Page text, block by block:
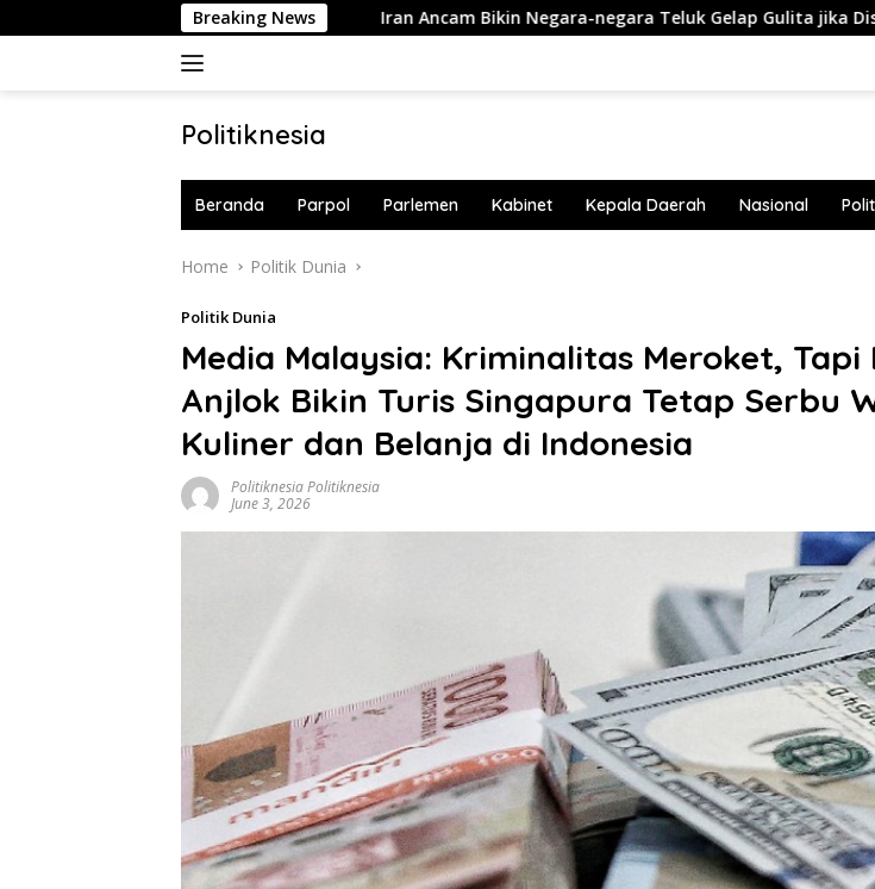
to
Breaking NewsIran Ancam Bikin Negara-negara Teluk Gelap Gulita jika Diserang AS-
Politiknesia
Beranda Parpol Parlemen Kabinet Kepala Daerah Nasional
Home Politik Dunia
Politik Dunia
Media Malaysia: Kriminalitas Meroket, Tapi
Anjlok Bikin Turis Singapura Tetap Serbu
Kuliner dan Belanja di Indonesia
Politiknesia Politiknesia
June 3, 2026